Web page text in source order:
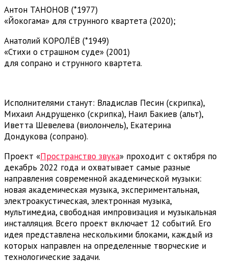
Антон ТАНОНОВ (*1977)
«Йокогама» для струнного квартета (2020);
Анатолий КОРОЛЁВ (*1949)
«Стихи о страшном суде» (2001)
для сопрано и струнного квартета.
Исполнителями станут: Владислав Песин (скрипка),
Михаил Андрущенко (скрипка), Наил Бакиев (альт),
Иветта Шевелева (виолончель), Екатерина
Дондукова (сопрано).
Проект «Пространство звука» проходит с октября по
декабрь 2022 года и охватывает самые разные
направления современной академической музыки:
новая академическая музыка, экспериментальная,
электроакустическая, электронная музыка,
мультимедиа, свободная импровизация и музыкальная
инсталляция. Всего проект включает 12 событий. Его
идея представлена несколькими блоками, каждый из
которых направлен на определенные творческие и
технологические задачи.